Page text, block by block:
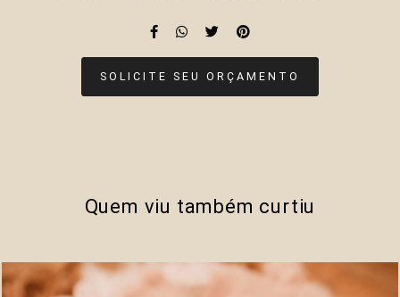
SOLICITE SEU ORÇAMENTO
Quem viu também curtiu